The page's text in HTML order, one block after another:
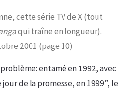
cette série TV de X (tout
qui traîne en longueur).
2001 (page 10)
entamé en 1992, avec
de la promesse, en 1999”, le